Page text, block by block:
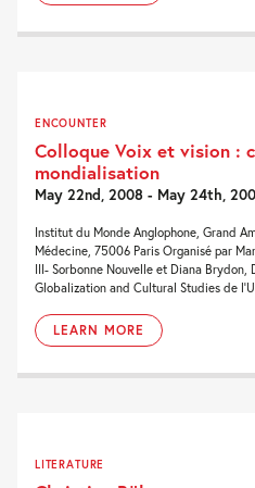
ENCOUNTER
Colloque Voix et vision :
mondialisation
May 22nd, 2008 - May 24th,
Institut du Monde Anglophone, Grand
Médecine, 75006 Paris Organisé par
III- Sorbonne Nouvelle et Diana
Globalization and Cultural Studies de
LEARN MORE
LITERATURE